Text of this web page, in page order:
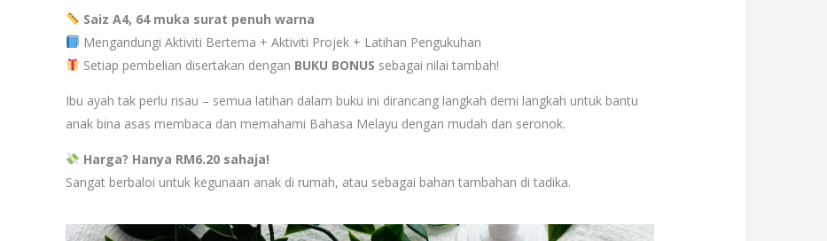
Saiz A4, 64 muka surat penuh warna
Mengandungi Aktiviti Bertema + Aktiviti Projek + Latihan Pengukuhan
Setiap pembelian disertakan dengan BUKU BONUS sebagai nilai tambah!
Ibu ayah tak perlu risau – semua latihan dalam buku ini dirancang langkah demi langkah untuk bantu
anak bina asas membaca dan memahami Bahasa Melayu dengan mudah dan seronok.
Harga? Hanya RM6.20 sahaja!
Sangat berbaloi untuk kegunaan anak di rumah, atau sebagai bahan tambahan di tadika.